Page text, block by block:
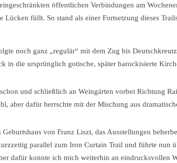
öffentlichen Verbindungen am
Lücken füllt. So stand als einer Fortsetzung dieses
noch ganz „regulär“ mit dem Zug bis
in die ursprünglich gotische, später barockisierte
und schließlich an Weingärten vorbei Richtung
aber dafür herrschte mit der Mischung aus
von Franz Liszt, das Ausstellungen
parallel zum Iron Curtain Trail und führte nun
dafür konnte ich mich weiterhin an eindrucksvollen